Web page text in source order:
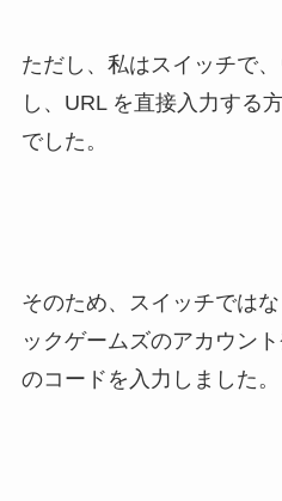
ただし、私はスイッチで
し、URL を直接入力する
でした。
そのため、スイッチでは
ックゲームズのアカウン
のコードを入力しました。